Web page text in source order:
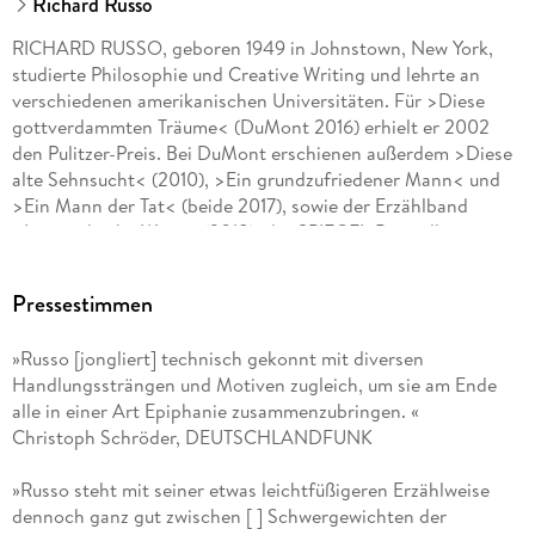
RICHARD RUSSO, geboren 1949 in Johnstown, New York,
studierte Philosophie und Creative Writing und lehrte an
verschiedenen amerikanischen Universitäten. Für >Diese
gottverdammten Träume< (DuMont 2016) erhielt er 2002
den Pulitzer-Preis. Bei DuMont erschienen außerdem >Diese
alte Sehnsucht< (2010), >Ein grundzufriedener Mann< und
>Ein Mann der Tat< (beide 2017), sowie der Erzählband
>Immergleiche Wege< (2018), der SPIEGEL-Bestseller
Pressestimmen
»Russo [jongliert] technisch gekonnt mit diversen
Handlungssträngen und Motiven zugleich, um sie am Ende
alle in einer Art Epiphanie zusammenzubringen. «
Christoph Schröder, DEUTSCHLANDFUNK
»Russo steht mit seiner etwas leichtfüßigeren Erzählweise
dennoch ganz gut zwischen [ ] Schwergewichten der